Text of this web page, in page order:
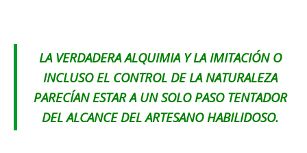
LA VERDADERA ALQUIMIA Y LA IMITACIÓN O
INCLUSO EL CONTROL DE LA NATURALEZA
PARECÍAN ESTAR A UN SOLO PASO TENTADOR
DEL ALCANCE DEL ARTESANO HABILIDOSO.